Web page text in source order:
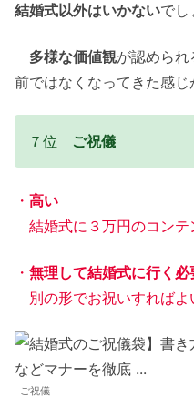
結婚式以外はいかないでし
多様な価値観が認められ
前ではなくなってきた感じ
７位 ご祝儀
・ 高い
結婚式に３万円のコンテ
・ 無理して結婚式に行く必
別の形でお祝いすればよ
ご祝儀